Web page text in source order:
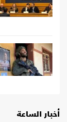
أخبار الساعة